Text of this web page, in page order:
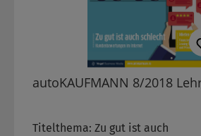
autoKAUFMANN 8/2018
Titelthema: Zu gut ist auch